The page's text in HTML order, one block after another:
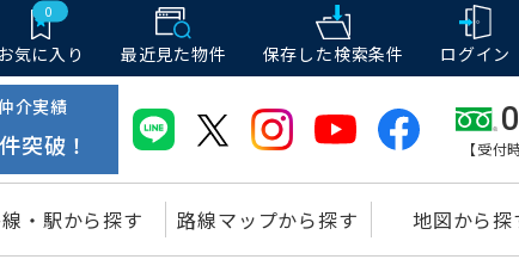
0
気に入り 最近見た物件 保存した検索条件 ログイン
介実績
件突破！ 【受付
・駅から探す 路線マップから探す 地図から探